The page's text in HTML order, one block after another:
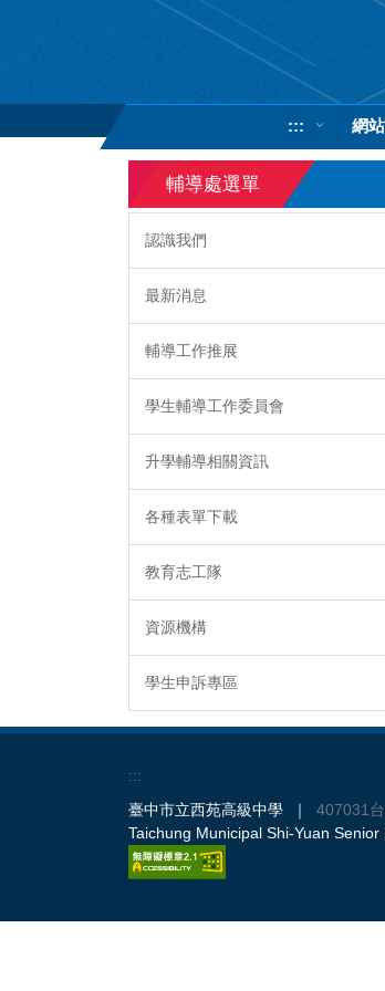
內
::: 網
輔導處選單
認識我們
最新消息
輔導工作推展
學生輔導工作委員會
升學輔導相關資訊
各種表單下載
教育志工隊
資源機構
學生申訴專區
:::
臺中市立西苑高級中學 ｜ 407031
Taichung Municipal Shi-Yuan